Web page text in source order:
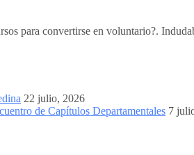
para convertirse en voluntario?.
22 julio, 2026
de Capítulos Departamentales 7